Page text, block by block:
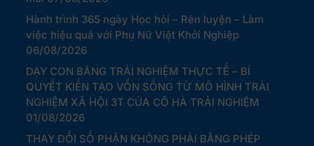
Hành trình 365 ngày Học hỏi – Rèn luyện – Làm
việc hiệu quả với Phụ Nữ Việt Khởi Nghiệp
06/08/2026
DẠY CON BẰNG TRẢI NGHIỆM THỰC TẾ – BÍ
QUYẾT KIẾN TẠO VỐN SỐNG TỪ MÔ HÌNH TRẢI
NGHIỆM XÃ HỘI 3T CỦA CÔ HÀ TRẢI NGHIỆM
01/08/2026
THAY ĐỔI SỐ PHẬN KHÔNG PHẢI BẰNG PHÉP